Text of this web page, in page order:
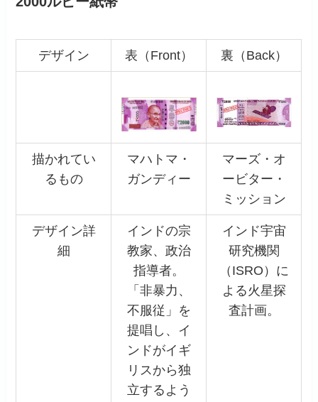
デザイン 表（Front） 裏（Back）
描かれてい
るもの
マハトマ・
ガンディー
マーズ・オ
ービター・
ミッション
デザイン詳
細
インドの宗
教家、政治
指導者。
「非暴力、
不服従」を
提唱し、イ
ンドがイギ
リスから独
立するよう
インド宇宙
研究機関
（ISRO）に
よる火星探
査計画。